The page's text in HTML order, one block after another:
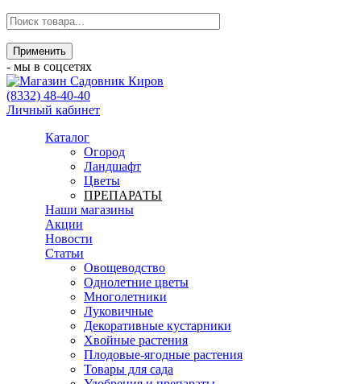
- мы в соцсетях
(8332) 48-40-40
Личный кабинет
Каталог
Огород
Ландшафт
Цветы
ПРЕПАРАТЫ
Наши магазины
Акции
Новости
Статьи
Овощеводство
Однолетние цветы
Многолетники
Луковичные
Декоративные кустарники
Хвойные растения
Плодовые-ягодные растения
Товары для сада